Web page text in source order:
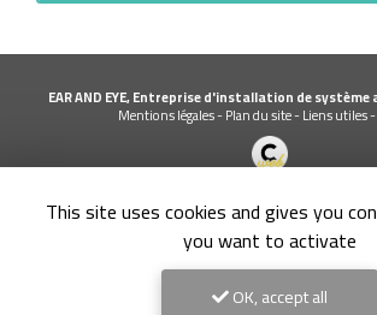
EAR AND EYE, Entreprise d'installation de
Mentions légales-Plan du site-Liens utiles-
Demande de Devis
This site uses cookies and gives you
you want to activate
OK, accept all